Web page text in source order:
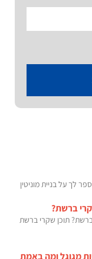
לך על בניית מוניטין
ברשת?
תוכן שקרי ברשת
מגוגל ומה באמת